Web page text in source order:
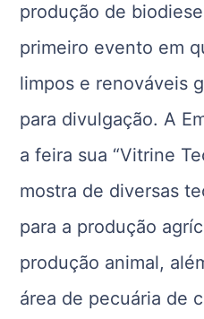
produção de
primeiro evento em
limpos e renováveis
para divulgação. A
a feira sua “Vitrine
mostra de diversas
para a produção
produção animal,
área de pecuária de